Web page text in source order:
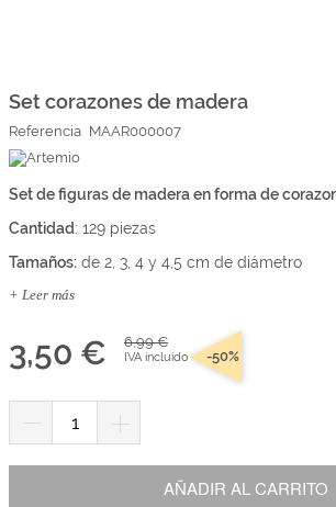
Top Ventas
comienzo
la
galería
de
imágenes
Set corazones de madera
Referencia MAAR000007
Set de figuras de madera en forma de
Cantidad: 129 piezas
Tamaños: de 2, 3, 4 y 4,5 cm de diámetro
+ Leer más
3,50 € 6,99 €
IVA incluido -50%
AÑADIR AL CARRITO